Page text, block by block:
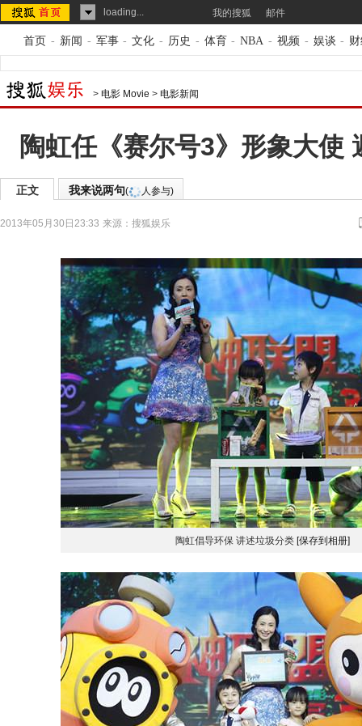
loading... 我的搜狐 邮件
首页 - 新闻 - 军事 - 文化 - 历史 - 体育 - NBA - 视频 - 娱谈 -
> 电影 Movie > 电影新闻
陶虹任《赛尔号3》形象大使
正文 我来说两句( 人参与)
2013年05月30日23:33 来源： 搜狐娱乐
陶虹倡导环保 讲述垃圾分类 [保存到相册]